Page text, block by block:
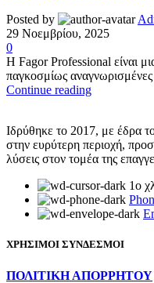
Posted by
29 Νοεμβρίου, 2025
0
Η Fagor Professional είναι
παγκοσμίως
Continue reading
Ιδρύθηκε το 2017, με έδρα
στην ευρύτερη περιοχή,
λύσεις στον τομέα της
1ο
ΧΡΗΣΙΜΟΙ ΣΥΝΔΕΣΜΟΙ
ΠΟΛΙΤΙΚΗ ΑΠΟΡΡΗΤΟΥ